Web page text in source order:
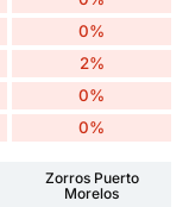
0%
2%
0%
0%
Zorros Puerto
Morelos